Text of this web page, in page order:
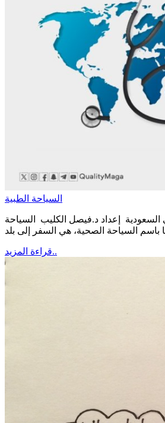
السياحة الطبية
السعودية إعداد د.فيصل الكليب السياحة
قراءة المزيد..